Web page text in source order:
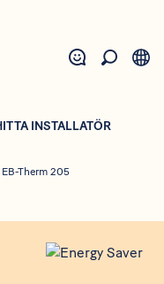
INSTALLATÖR
EB-Therm 205